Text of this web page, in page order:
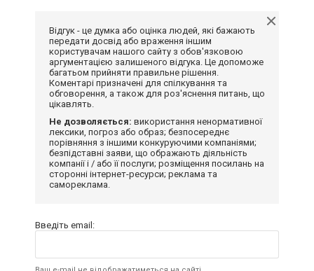
Відгук - це думка або оцінка людей, які бажають
передати досвід або враження іншим
користувачам нашого сайту з обов'язковою
аргументацією залишеного відгука. Це допоможе
багатьом прийняти правильне рішення.
Коментарі призначені для спілкування та
обговорення, а також для роз'яснення питань, що
цікавлять.
Не дозволяється: використання ненормативної
лексики, погроз або образ; безпосереднє
порівняння з іншими конкуруючими компаніями;
безпідставні заяви, що ображають діяльність
компанії і / або її послуги; розміщення посилань на
сторонні інтернет-ресурси; реклама та
самореклама.
Введіть email: